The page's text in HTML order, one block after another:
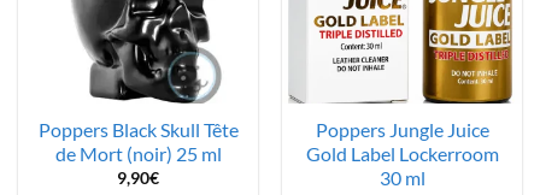
Poppers Black Skull Tête
de Mort (noir) 25 ml
9,90€
Poppers Jungle Juice
Gold Label Lockerroom
30 ml